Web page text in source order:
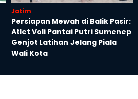
Jatim
Persiapan Mewah di Balik Pasir:
Atlet Voli Pantai Putri Sumenep
Genjot Latihan Jelang Piala
Wali Kota